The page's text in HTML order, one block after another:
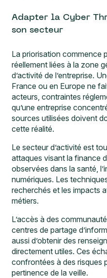
Adapter la Cyber
son secteur
La priorisation commence
réellement liées à la zone
d’activité de l’entreprise.
France ou en Europe ne
acteurs, contraintes
qu’une entreprise
sources utilisées doivent
cette réalité.
Le secteur d’activité est
attaques visant la finance
observées dans la santé,
numériques. Les
recherchés et les impacts
métiers.
L’accès à des
centres de partage
aussi d’obtenir des
directement utiles. Ces
confrontées à des risques
pertinence de la veille.